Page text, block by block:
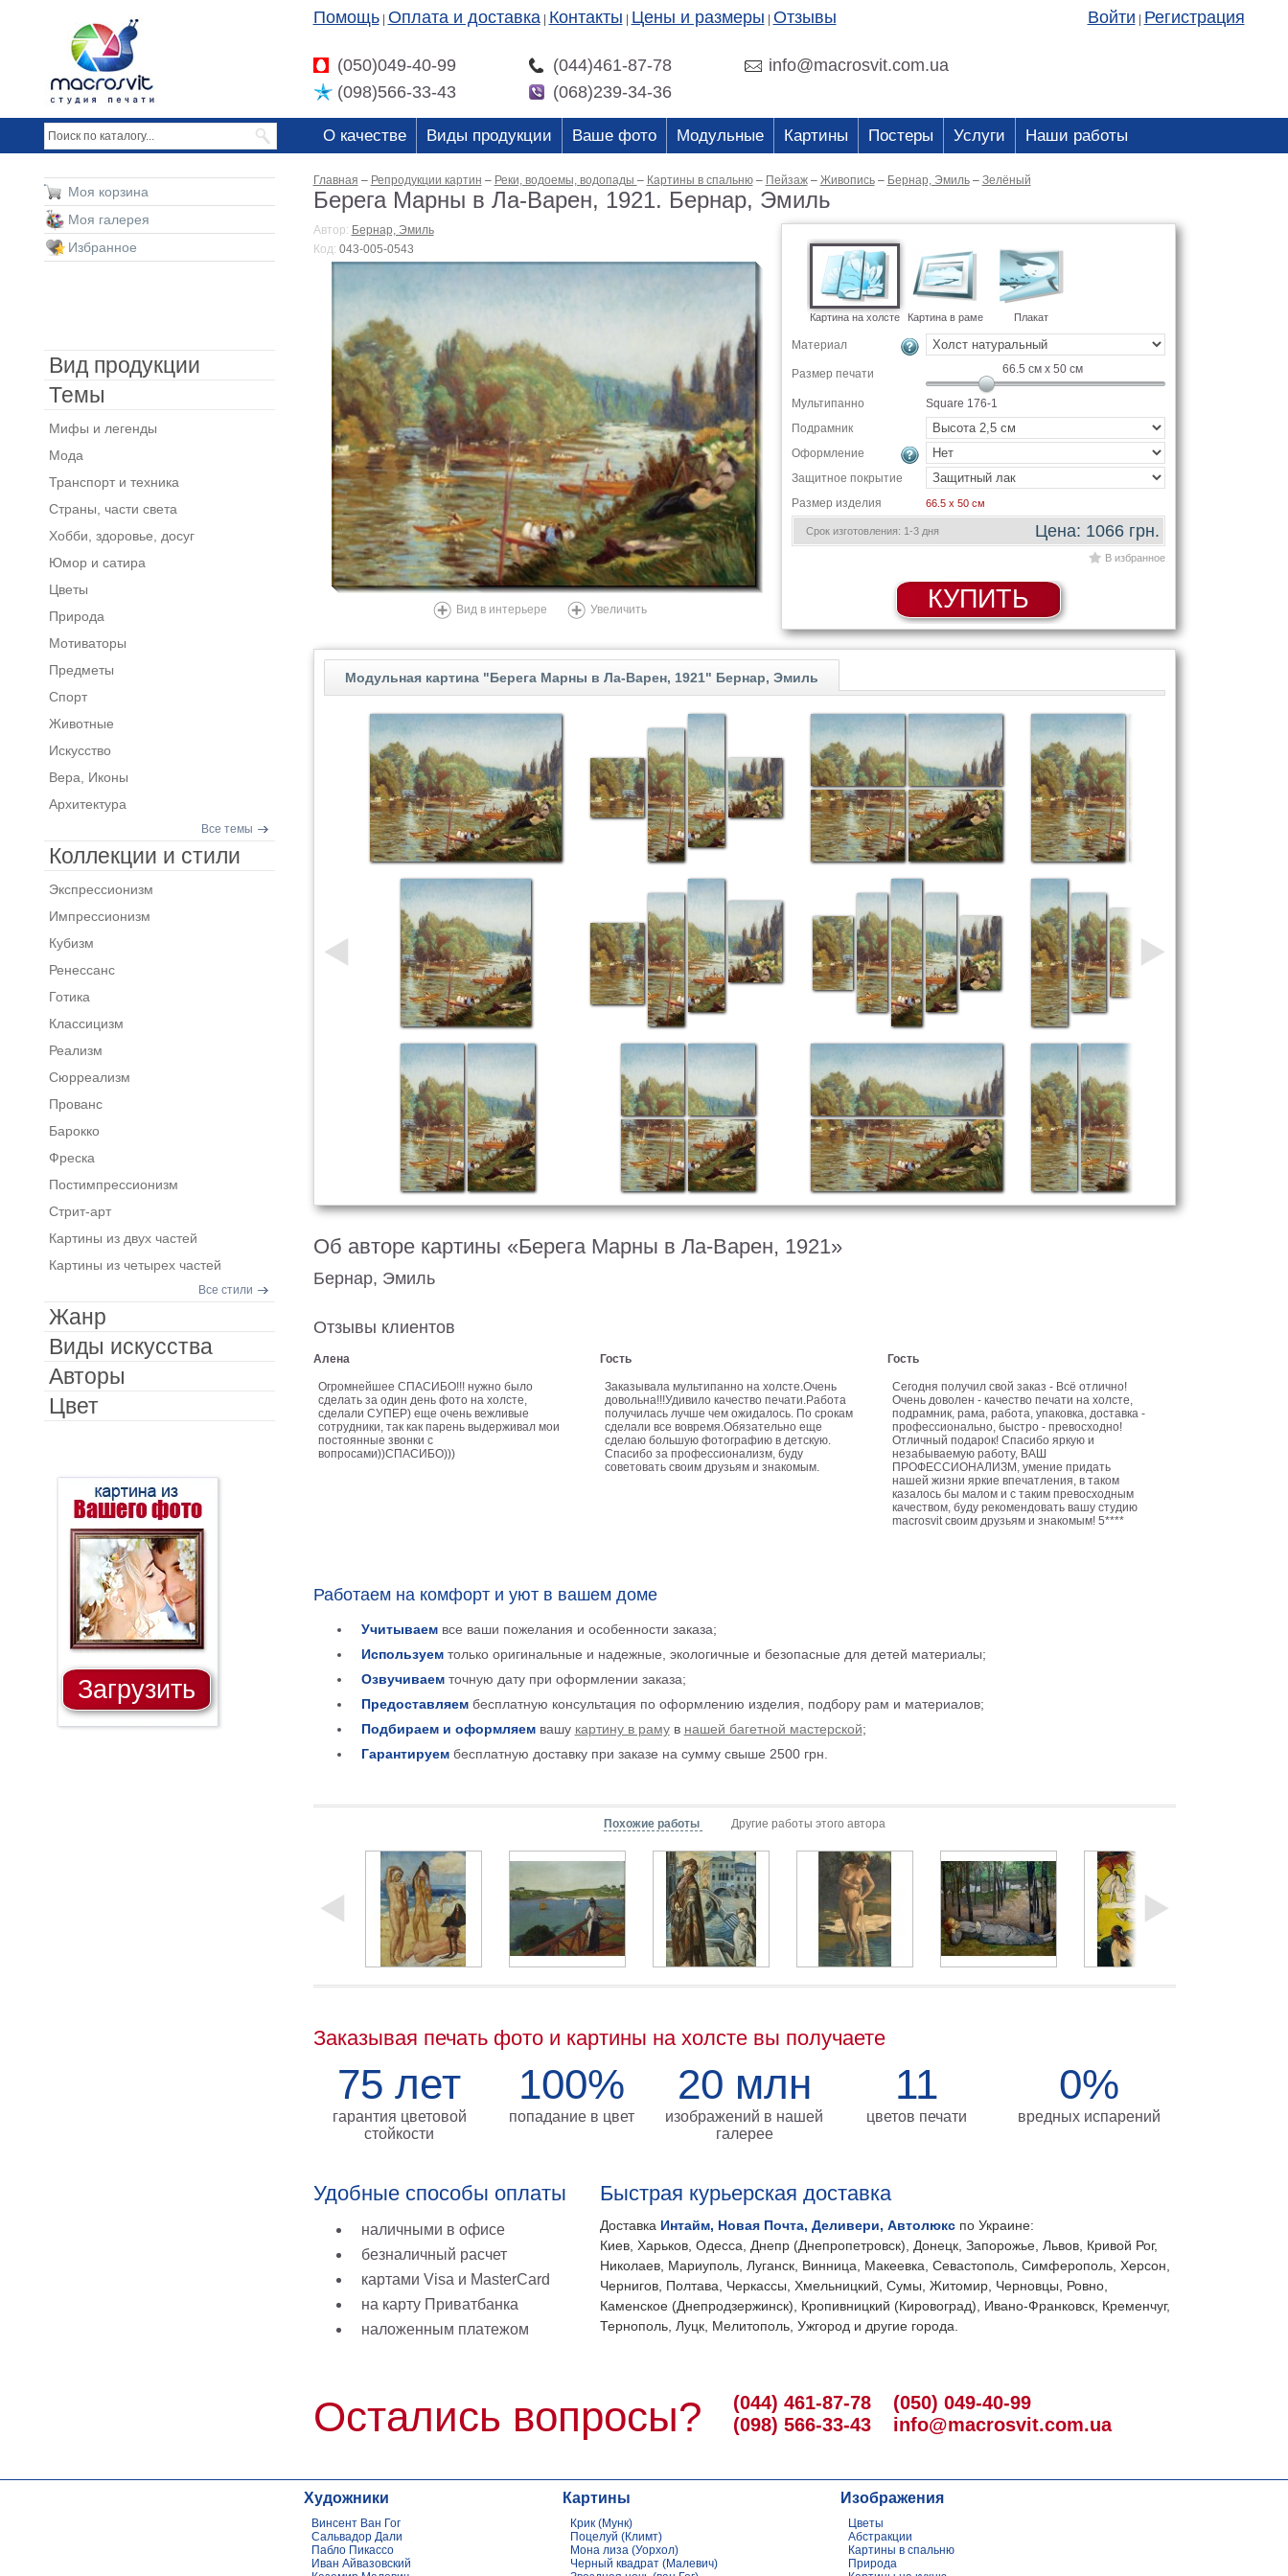
Помощь Оплата и доставка Контакты Цены и размеры Отзывы Войти Регистрация
(050)049-40-99 (044)461-87-78
info@macrosvit.com.ua
(098)566-33-43
(068)239-34-36
О качестве Виды продукции Ваше фото Модульные Картины Постеры Услуги Наши работы
Главная – Репродукции картин – Реки, водоемы, водопады – Картины в спальню – Пейзаж – Живопись – Бернар, Эмиль – Зелёный
Берега Марны в Ла-Варен, 1921. Бернар, Эмиль
Автор: Бернар, Эмиль
Код: 043-005-0543
Вид в интерьере Увеличить
Картина на холсте Картина в раме Плакат
Материал
Размер печати 66.5 см x 50см
Мультипанно
Square 176-1
Подрамник
Оформление
Защитное покрытие
Размер изделия
66.5 x 50 см
Срок изготовления: 1-3 дня Цена: 1066 грн.
В избранное
КУПИТЬ
Модульная картина "Берега Марны в Ла-Варен, 1921" Бернар, Эмиль
Об авторе картины «Берега Марны в Ла-Варен, 1921»
Бернар, Эмиль
Отзывы клиентов
Алена
Огромнейшее СПАСИБО!!! нужно было
сделать за один день фото на холсте,
сделали СУПЕР) еще очень вежливые
сотрудники, так как парень выдерживал мои
постоянные звонки с
вопросами))СПАСИБО)))
Гость
Заказывала мультипанно на холсте.Очень
довольна!!!Удивило качество печати.Работа
получилась лучше чем ожидалось. По срокам
сделали все вовремя.Обязательно еще
сделаю большую фотографию в детскую.
Спасибо за профессионализм, буду
советовать своим друзьям и знакомым.
Гость
Сегодня получил свой заказ - Всё отлично!
Очень доволен - качество печати на холсте,
подрамник, рама, работа, упаковка, доставка -
профессионально, быстро - превосходно!
Отличный подарок! Спасибо яркую и
незабываемую работу, ВАШ
ПРОФЕССИОНАЛИЗМ, умение придать
нашей жизни яркие впечатления, в таком
казалось бы малом и с таким превосходным
качеством, буду рекомендовать вашу студию
macrosvit своим друзьям и знакомым! 5****
Работаем на комфорт и уют в вашем доме
Учитываемвсе ваши пожелания и особенности заказа;
Используемтолько оригинальные и надежные, экологичные и безопасные для детей материалы;
Озвучиваемточную дату при оформлении заказа;
Предоставляембесплатную консультация по оформлению изделия, подбору рам и материалов;
Подбираем и оформляемвашу картину в рамув нашей багетной мастерской;
Гарантируембесплатную доставку при заказе на сумму свыше 2500 грн.
Похожие работы Другие работы этого автора
Заказывая печать фото и картины на холсте вы получаете
75 лет
гарантия цветовой
стойкости
100%
попадание в цвет
20 млн
изображений в нашей
галерее
11
цветов печати
0%
вредных испарений
Удобные способы оплаты
наличными в офисе
безналичный расчет
картами Visa и MasterCard
на карту Приватбанка
наложенным платежом
Быстрая курьерская доставка
Доставка Интайм, Новая Почта, Деливери, Автолюкс по Украине:
Киев, Харьков, Одесса, Днепр (Днепропетровск), Донецк, Запорожье, Львов, Кривой Рог,
Николаев, Мариуполь, Луганск, Винница, Макеевка, Севастополь, Симферополь, Херсон,
Чернигов, Полтава, Черкассы, Хмельницкий, Сумы, Житомир, Черновцы, Ровно,
Каменское (Днепродзержинск), Кропивницкий (Кировоград), Ивано-Франковск, Кременчуг,
Тернополь, Луцк, Мелитополь, Ужгород и другие города.
Остались вопросы?
(044) 461-87-78
(098) 566-33-43
(050) 049-40-99
info@macrosvit.com.ua
Моя корзина
Моя галерея
Избранное
Вид продукции
Темы
Мифы и легенды
Мода
Транспорт и техника
Страны, части света
Хобби, здоровье, досуг
Юмор и сатира
Цветы
Природа
Мотиваторы
Предметы
Спорт
Животные
Искусство
Вера, Иконы
Архитектура
Все темы
Коллекции и стили
Экспрессионизм
Импрессионизм
Кубизм
Ренессанс
Готика
Классицизм
Реализм
Сюрреализм
Прованс
Барокко
Фреска
Постимпрессионизм
Стрит-арт
Картины из двух частей
Картины из четырех частей
Все стили
Жанр
Виды искусства
Авторы
Цвет
Загрузить
Художники
Винсент Ван Гог
Сальвадор Дали
Пабло Пикассо
Иван Айвазовский
Картины
Крик (Мунк)
Поцелуй (Климт)
Мона лиза (Уорхол)
Черный квадрат (Малевич)
Изображения
Цветы
Абстракции
Картины в спальню
Природа